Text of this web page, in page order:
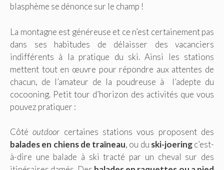
blasphème se dénonce sur le champ !
La montagne est généreuse et ce n’est certainement pas
dans ses habitudes de délaisser des vacanciers
indifférents à la pratique du ski. Ainsi les stations
mettent tout en œuvre pour répondre aux attentes de
chacun, de l’amateur de la poudreuse à l’adepte du
cocooning. Petit tour d’horizon des activités que vous
pouvez pratiquer :
Côtéoutdoor certaines stations vous proposent des
balades en chiens de traîneau, ou du ski-joeringc’est-
à-dire une balade à ski tracté par un cheval sur des